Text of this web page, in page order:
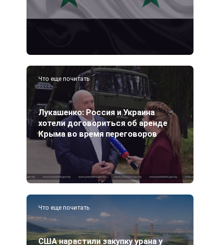
Что еще почитать
Лукашенко: Россия и Украина
хотели договориться об аренде
Крыма во время переговоров
Что еще почитать
США нарастили закупку урана у